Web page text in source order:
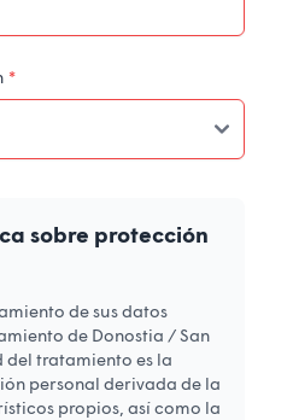
*
sobre protección
de sus datos
de Donostia / San
del tratamiento es la
personal derivada de la
propios, así como la